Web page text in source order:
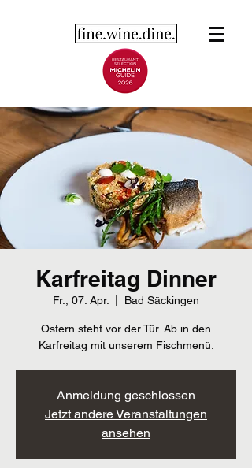
Karfreitag Dinner
Fr., 07. Apr. Bad Säckingen
Ostern steht vor der Tür. Ab in den
Karfreitag mit unserem Fischmenü.
Anmeldung geschlossen
Jetzt andere Veranstaltungen
ansehen